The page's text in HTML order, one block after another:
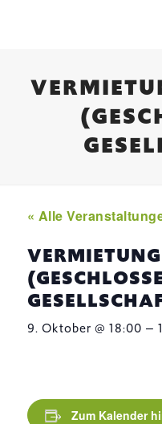
« Alle
9. Oktober @ 18:00 –
Zum Kalender